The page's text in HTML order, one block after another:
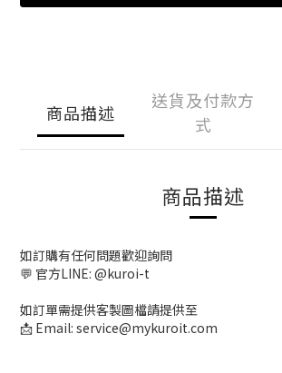
商品描述
送貨及付款方
式
商品描述
如訂購有任何問題歡迎詢問
💬 官方LINE: @kuroi-t
如訂單需提供客製圖檔請提供至
📩 Email: service@mykuroit.com